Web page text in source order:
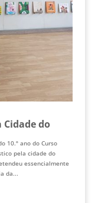
do
10.º ano do Curso
pela cidade do
essencialmente
da...